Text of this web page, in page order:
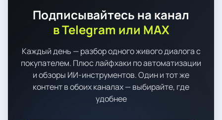
Подписывайтесь на канал
в Telegram или MAX
Каждый день — разбор одного живого диалога с
покупателем. Плюс лайфхаки по автоматизации
и обзоры ИИ-инструментов. Один и тот же
контент в обоих каналах — выбирайте, где
удобнее